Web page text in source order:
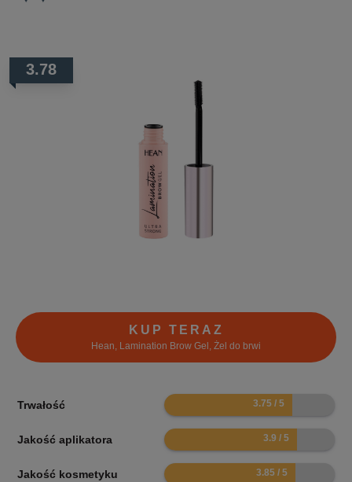
3.78
KUP TERAZ
Hean, Lamination Brow Gel, Żel do brwi
Trwałość 7.5
Jakość aplikatora 7.8
Jakość kosmetyku 7.7